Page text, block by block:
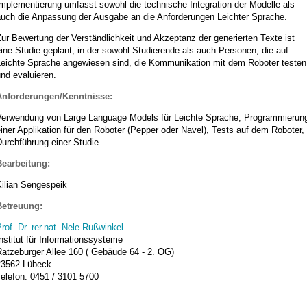
umfasst sowohl die technische Integration der Modelle als
die Anpassung der Ausgabe an die Anforderungen Leichter Sprache.
Bewertung der Verständlichkeit und Akzeptanz der generierten Texte ist
Studie geplant, in der sowohl Studierende als auch Personen, die auf
Sprache angewiesen sind, die Kommunikation mit dem Roboter testen
evaluieren.
Kenntnisse:
von Large Language Models für Leichte Sprache,
Applikation für den Roboter (Pepper oder Navel), Tests auf dem Roboter,
einer Studie
Sengespeik
Dr. rer.nat. Nele Rußwinkel
für Informationssysteme
Allee 160 ( Gebäude 64 - 2. OG)
Lübeck
0451 / 3101 5700